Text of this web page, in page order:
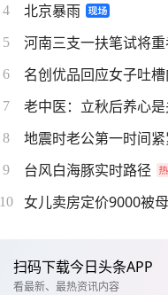
4 北京暴雨
5 河南三支一扶笔试将重
6 名创优品回应女子吐
7 老中医：立秋后养心
8 地震时老公第一时间
9 台风白海豚实时路径
10 女儿卖房定价9000被
扫码下载今日头条APP
看最新、最热资讯内容